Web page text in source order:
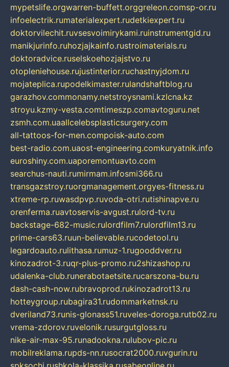
mypetslife.orgwarren-buffett.orggreleon.comsp-or.ru
infoelectrik.rumaterialexpert.rudetkiexpert.ru
doktorvilechit.ruvsesvoimirykami.ruinstrumentgid.ru
manikjurinfo.ruhozjajkainfo.rustroimaterials.ru
doktoradvice.ruselskoehozjajstvo.ru
otopleniehouse.rujustinterior.ruchastnyjdom.ru
mojateplica.rupodelkimaster.rulandshaftblog.ru
garazhov.commonamy.netstroysnami.kzlcna.kz
stroyu.kzmy-vesta.comtimeszp.comavtoguru.net
zsmh.com.uaallcelebsplasticsurgery.com
all-tattoos-for-men.compoisk-auto.com
best-radio.com.uaost-engineering.comkuryatnik.info
euroshiny.com.uaporemontuavto.com
searchus-nauti.rumirmam.infosmi366.ru
transgazstroy.ruorgmanagement.orgyes-fitness.ru
xtreme-rp.ruwasdpvp.ruvoda-otri.rutishinapve.ru
orenferma.ruavtoservis-avgust.rulord-tv.ru
backstage-682-music.rulordfilm7.rulordfilm13.ru
prime-cars63.ruun-believable.rucodetool.ru
legardoauto.rulithasa.rumuz-1.rugooddver.ru
kinozadrot-3.ruqr-plus-promo.ru2shizashop.ru
udalenka-club.runerabotaetsite.rucarszona-bu.ru
dash-cash-now.rubravoprod.rukinozadrot13.ru
hotteygroup.rubagira31.rudommarketnsk.ru
dveriland73.runis-glonass51.ruveles-doroga.rutb02.ru
vrema-zdorov.ruvelonik.rusurgutgloss.ru
nike-air-max-95.runadookna.rulubov-pic.ru
mobilreklama.rupds-nn.rusocrat2000.ruvgurin.ru